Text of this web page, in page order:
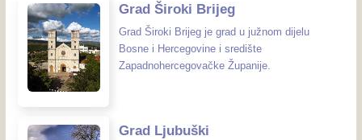
Grad Široki Brijeg
Grad Široki Brijeg je grad u južnom dijelu
Bosne i Hercegovine i središte
Zapadnohercegovačke Županije.
Grad Ljubuški